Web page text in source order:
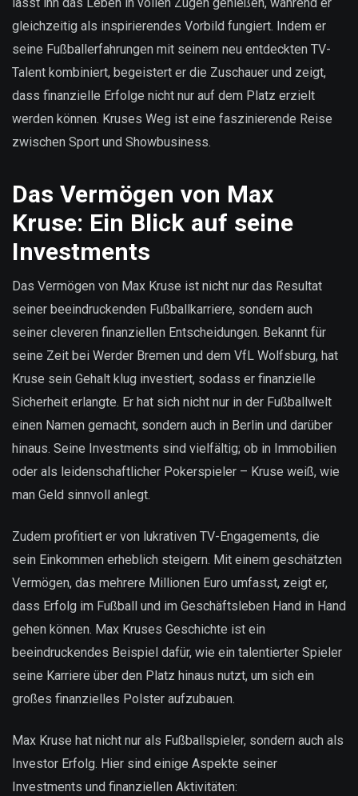
gleichzeitig als inspirierendes Vorbild fungiert. Indem er
seine Fußballerfahrungen mit seinem neu entdeckten TV-
Talent kombiniert, begeistert er die Zuschauer und zeigt,
dass finanzielle Erfolge nicht nur auf dem Platz erzielt
werden können. Kruses Weg ist eine faszinierende Reise
zwischen Sport und Showbusiness.
Das Vermögen von Max
Kruse: Ein Blick auf seine
Investments
Das Vermögen von Max Kruse ist nicht nur das Resultat
seiner beeindruckenden Fußballkarriere, sondern auch
seiner cleveren finanziellen Entscheidungen. Bekannt für
seine Zeit bei Werder Bremen und dem VfL Wolfsburg, hat
Kruse sein Gehalt klug investiert, sodass er finanzielle
Sicherheit erlangte. Er hat sich nicht nur in der Fußballwelt
einen Namen gemacht, sondern auch in Berlin und darüber
hinaus. Seine Investments sind vielfältig; ob in Immobilien
oder als leidenschaftlicher Pokerspieler – Kruse weiß, wie
man Geld sinnvoll anlegt.
Zudem profitiert er von lukrativen TV-Engagements, die
sein Einkommen erheblich steigern. Mit einem geschätzten
Vermögen, das mehrere Millionen Euro umfasst, zeigt er,
dass Erfolg im Fußball und im Geschäftsleben Hand in Hand
gehen können. Max Kruses Geschichte ist ein
beeindruckendes Beispiel dafür, wie ein talentierter Spieler
seine Karriere über den Platz hinaus nutzt, um sich ein
großes finanzielles Polster aufzubauen.
Max Kruse hat nicht nur als Fußballspieler, sondern auch als
Investor Erfolg. Hier sind einige Aspekte seiner
Investments und finanziellen Aktivitäten: